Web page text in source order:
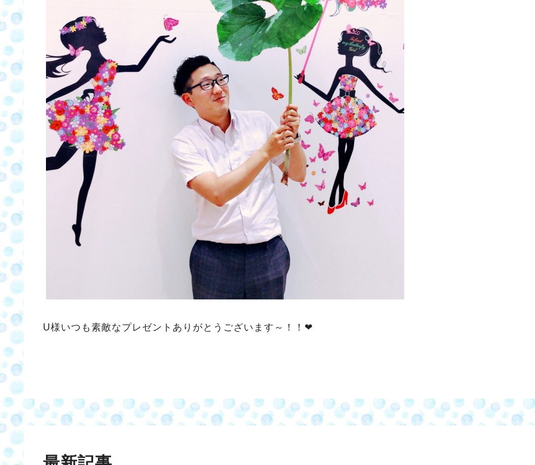
U様いつも素敵なプレゼントありがとうございます～！！❤